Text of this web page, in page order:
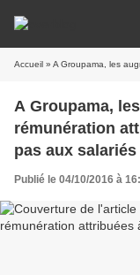
Accueil » A Groupama, les
A Groupama,
rémunération
pas aux salariés
Publié le 04/10/2016 à